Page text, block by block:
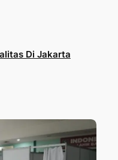
Di Jakarta